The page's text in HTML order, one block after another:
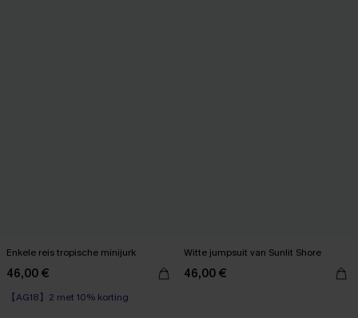
Enkele reis tropische minijurk
46,00 €
【AG18】2 met 10% korting
Witte jumpsuit van Sunlit Shore
46,00 €